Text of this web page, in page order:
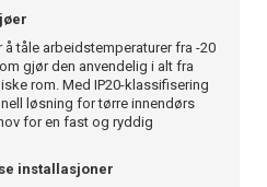
tåle arbeidstemperaturer fra -20
gjør den anvendelig i alt fra
rom. Med IP20-klassifisering
løsning for tørre innendørs
for en fast og ryddig
installasjoner